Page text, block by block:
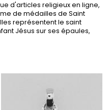
d'articles religieux en ligne,
de médailles de Saint
représentent le saint
Jésus sur ses épaules,